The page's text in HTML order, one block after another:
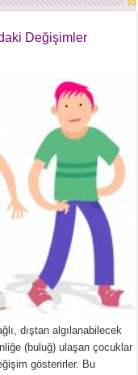
Değişimler
dıştan algılanabilecek
(buluğ) ulaşan çocuklar
gösterirler. Bu